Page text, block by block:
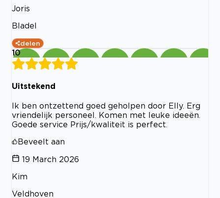
Joris
Bladel
delen
10
Uitstekend
Ik ben ontzettend goed geholpen door Elly. Erg
vriendelijk personeel. Komen met leuke ideeën.
Goede service Prijs/kwaliteit is perfect.
Beveelt aan
19 March 2026
Kim
Veldhoven